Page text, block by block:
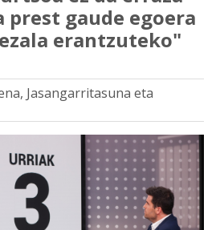
prest gaude egoera
erantzuteko"
Jasangarritasuna eta